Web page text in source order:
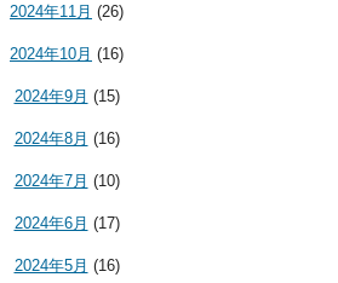
2024年11月 (26)
2024年10月 (16)
2024年9月 (15)
2024年8月 (16)
2024年7月 (10)
2024年6月 (17)
2024年5月 (16)